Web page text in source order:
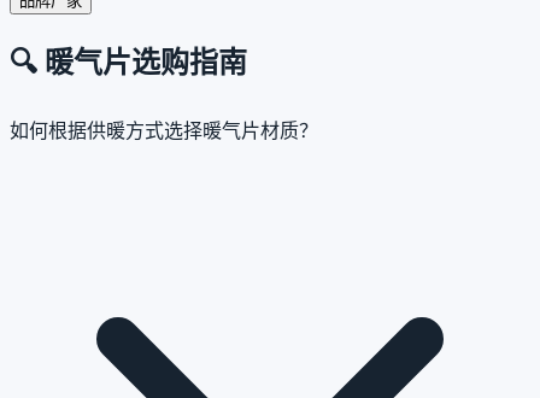
🔍 暖气片选购指南
如何根据供暖方式选择暖气片材质？